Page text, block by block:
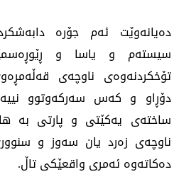
دەیانەوێت ئەم جۆرە
سیستەم و یاسا و
تۆخكردنەوەی ناوچەی
دۆڕاو و كەس سەركەوتوو
ساختەی یەكێتی و پارتی بە
ناوچەی زەرد یان سەوز و
دەكاتەوە ئەمری واقعێكی تاڵ.